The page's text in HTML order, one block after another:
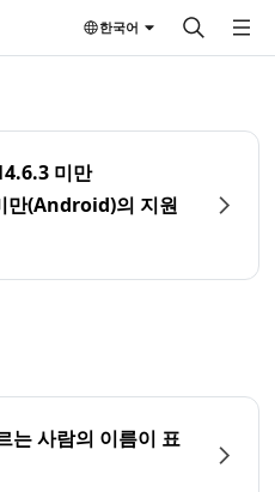
한국어
미만
만(Android)의 지원
는 사람의 이름이 표